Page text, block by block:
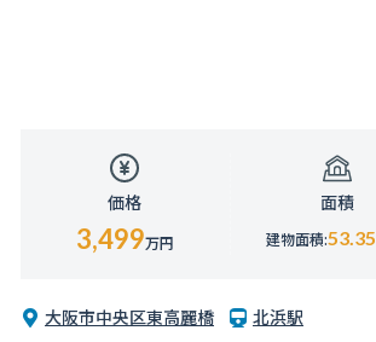
価格
3,499万円
面積
建物面積:53.35
大阪市中央区東高麗橋
北浜駅